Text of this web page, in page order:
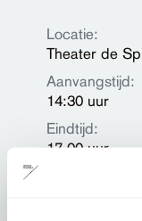
Locatie:
Theater de
Aanvangstijd:
14:30 uur
Eindtijd:
17.00 uur